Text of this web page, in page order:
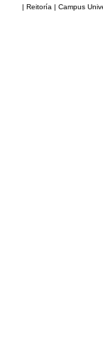
| Reitoría | Campus